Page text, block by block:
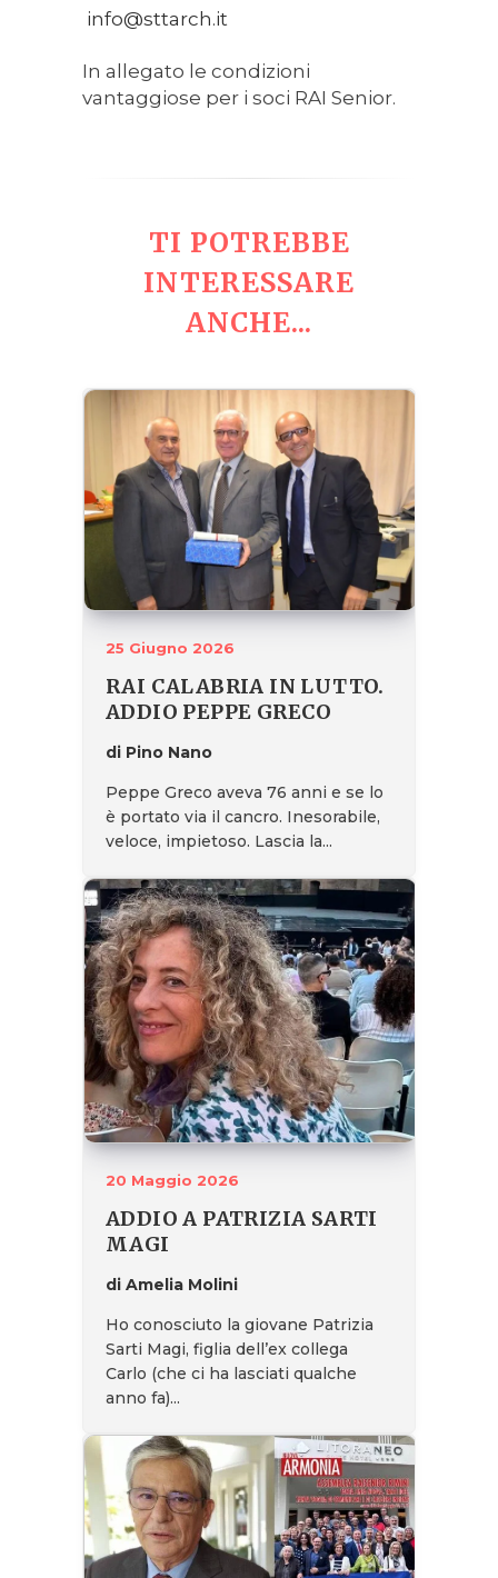
info@sttarch.it
In allegato le condizioni
vantaggiose per i soci RAI Senior.
TI POTREBBE
INTERESSARE
ANCHE...
25 Giugno 2026
RAI CALABRIA IN LUTTO.
ADDIO PEPPE GRECO
di Pino Nano
Peppe Greco aveva 76 anni e se lo
è portato via il cancro. Inesorabile,
veloce, impietoso. Lascia la...
20 Maggio 2026
ADDIO A PATRIZIA SARTI
MAGI
di Amelia Molini
Ho conosciuto la giovane Patrizia
Sarti Magi, figlia dell’ex collega
Carlo (che ci ha lasciati qualche
anno fa)...